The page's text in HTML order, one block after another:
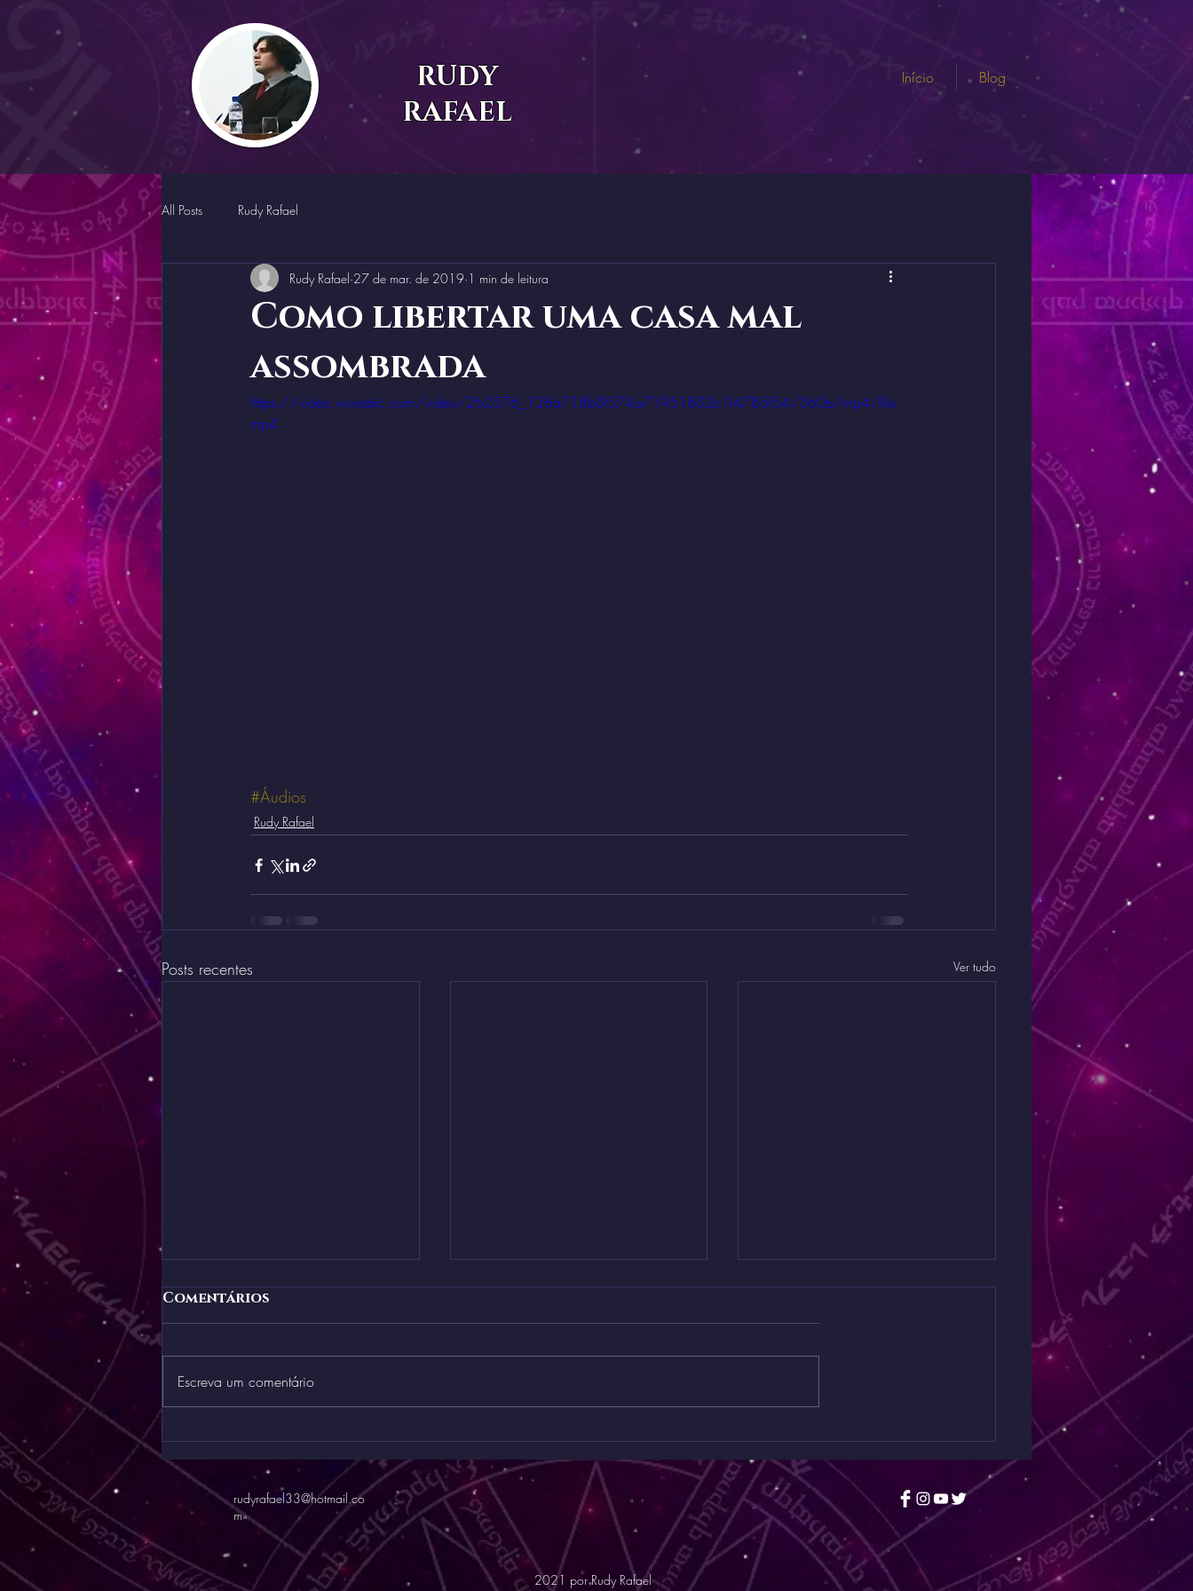
RUDY
RAFAEL
Início Blog
All Posts Rudy Rafael
Como libertar uma casa mal
assombrada
Rudy Rafael 27 de mar. de 2019 1 min de leitura
https://video.wixstatic.com/video/262576_128a718b0f574a71951802c1f4785f54/360p/mp4/file.
mp4
#Áudios
Rudy Rafael
Posts recentes Ver tudo
trigo está feita
castração não
sublimado em maçons
subservientes a graus
superiores
da maçonaria e os
delírios de grandeza
em maçons
Comentários
Escreva um comentário
rudyrafael33@hotmail.co
m
2021 por Rudy Rafael